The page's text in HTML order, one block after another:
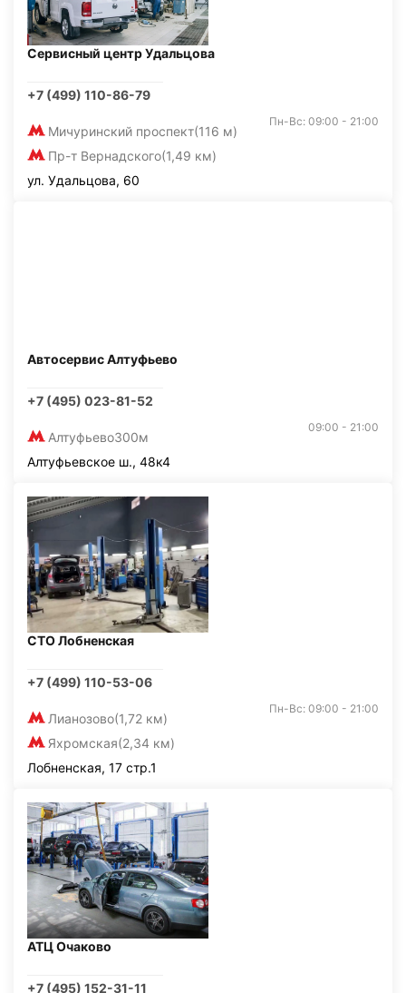
Сервисный центр Удальцова
+7 (499) 110-86-79
Мичуринский проспект(116 м)
Пр-т Вернадского(1,49 км)
Пн-Вс: 09:00 - 21:00
ул. Удальцова, 60
Автосервис Алтуфьево
+7 (495) 023-81-52
Алтуфьево300м
09:00 - 21:00
Алтуфьевское ш., 48к4
СТО Лобненская
+7 (499) 110-53-06
Лианозово(1,72 км)
Яхромская(2,34 км)
Пн-Вс: 09:00 - 21:00
Лобненская, 17 стр.1
АТЦ Очаково
+7 (495) 152-31-11